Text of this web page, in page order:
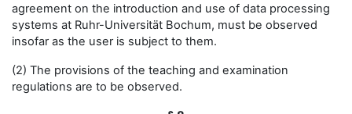
agreement on the introduction and use of data processing
systems at Ruhr-Universität Bochum, must be observed
insofar as the user is subject to them.
(2) The provisions of the teaching and examination
regulations are to be observed.